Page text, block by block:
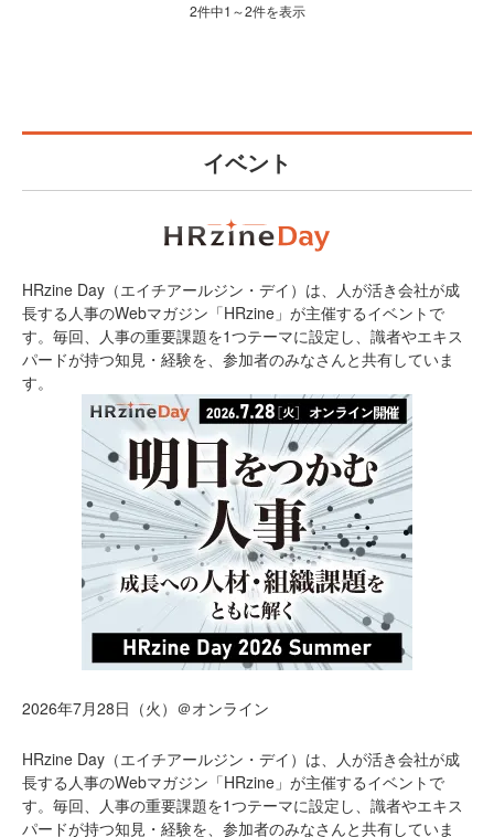
2件中1～2件を表示
イベント
HRzine Day（エイチアールジン・デイ）は、人が活き会社が成
長する人事のWebマガジン「HRzine」が主催するイベントで
す。毎回、人事の重要課題を1つテーマに設定し、識者やエキス
パードが持つ知見・経験を、参加者のみなさんと共有していま
す。
2026年7月28日（火）＠オンライン
HRzine Day（エイチアールジン・デイ）は、人が活き会社が成
長する人事のWebマガジン「HRzine」が主催するイベントで
す。毎回、人事の重要課題を1つテーマに設定し、識者やエキス
パードが持つ知見・経験を、参加者のみなさんと共有していま